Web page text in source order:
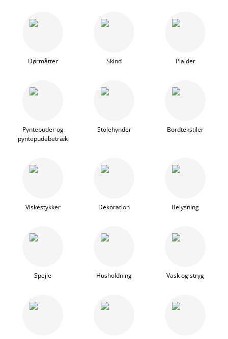
Dørmåtter Skind Plaider
Pyntepuder og
pyntepudebetræk
Stolehynder Bordtekstiler
Viskestykker Dekoration Belysning
Spejle Husholdning Vask og stryg